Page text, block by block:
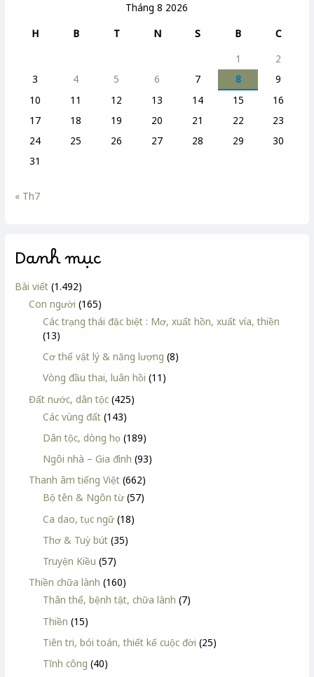
Tháng 8 2026
H
B T N S B
C
1
2
3
4 5 6 7 8
9
10
11 12 13 14 15
16
17
18 19 20 21 22
23
24
25 26 27 28 29
30
31
« Th7
Danh mục
Bài viết (1.492)
Con người (165)
Các trạng thái đặc biệt : Mơ, xuất hồn, xuất vía, thiền
(13)
Cơ thể vật lý & năng lượng (8)
Vòng đầu thai, luân hồi (11)
Đất nước, dân tộc (425)
Các vùng đất (143)
Dân tộc, dòng họ (189)
Ngôi nhà – Gia đình (93)
Thanh âm tiếng Việt (662)
Bộ tên & Ngôn từ (57)
Ca dao, tục ngữ (18)
Thơ & Tuỳ bút (35)
Truyện Kiều (57)
Thiền chữa lành (160)
Thân thể, bệnh tật, chữa lành (7)
Thiền (15)
Tiên tri, bói toán, thiết kế cuộc đời (25)
Tĩnh công (40)